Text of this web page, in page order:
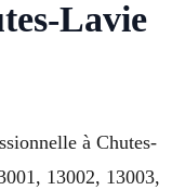
Lavie
à Chutes-
13002, 13003,